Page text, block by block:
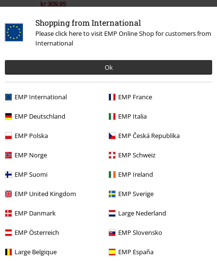
Shopping from International
Please click here to visit EMP Online Shop for customers from
International
Ok
EMP International EMP France
EMP Deutschland EMP Italia
EMP Polska EMP Česká Republika
EMP Norge EMP Schweiz
EMP Suomi EMP Ireland
EMP United Kingdom EMP Sverige
EMP Danmark Large Nederland
EMP Österreich EMP Slovensko
Large Belgique EMP España
kr 309.95
More categories. More options.
Gaming Tøj Jumpere Joggingtrøjer
Udsalg % Tøj Hættetrøjer Joggingtrøjer
Herre Exclusive
Udsalg % Film, TV & Spil
Tøj Trøjer Joggingtrøjer
Tilmeld dig nu og få en rabatkode på 15%! Mere
info